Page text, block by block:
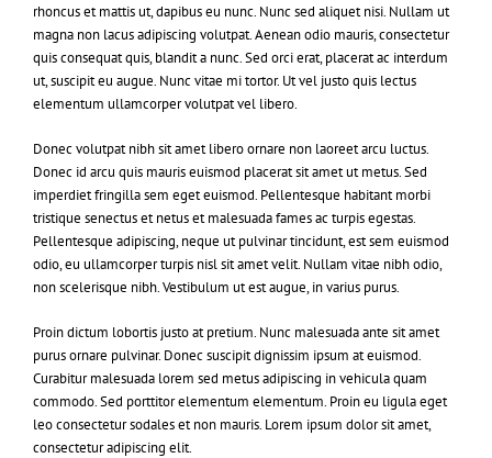
rhoncus et mattis ut, dapibus eu nunc. Nunc sed aliquet nisi. Nullam ut
magna non lacus adipiscing volutpat. Aenean odio mauris, consectetur
quis consequat quis, blandit a nunc. Sed orci erat, placerat ac interdum
ut, suscipit eu augue. Nunc vitae mi tortor. Ut vel justo quis lectus
elementum ullamcorper volutpat vel libero.
Donec volutpat nibh sit amet libero ornare non laoreet arcu luctus.
Donec id arcu quis mauris euismod placerat sit amet ut metus. Sed
imperdiet fringilla sem eget euismod. Pellentesque habitant morbi
tristique senectus et netus et malesuada fames ac turpis egestas.
Pellentesque adipiscing, neque ut pulvinar tincidunt, est sem euismod
odio, eu ullamcorper turpis nisl sit amet velit. Nullam vitae nibh odio,
non scelerisque nibh. Vestibulum ut est augue, in varius purus.
Proin dictum lobortis justo at pretium. Nunc malesuada ante sit amet
purus ornare pulvinar. Donec suscipit dignissim ipsum at euismod.
Curabitur malesuada lorem sed metus adipiscing in vehicula quam
commodo. Sed porttitor elementum elementum. Proin eu ligula eget
leo consectetur sodales et non mauris. Lorem ipsum dolor sit amet,
consectetur adipiscing elit.